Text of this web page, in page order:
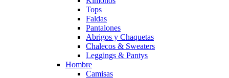
Tops
Faldas
Pantalones
Abrigos y Chaquetas
Chalecos & Sweaters
Leggings & Pantys
Hombre
Camisas